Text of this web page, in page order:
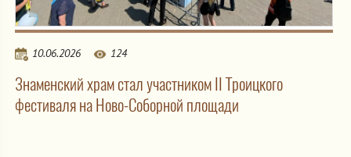
10.06.2026 124
Знаменский храм стал участником II Троицкого
фестиваля на Ново-Соборной площади